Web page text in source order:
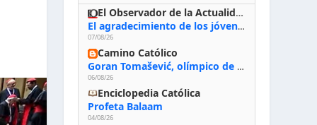
El Observador de la Actualidad
El agradecimiento de los jóvenes al Papa: «Hoy nos sentimos Iglesia»
07/08/26
Camino Católico
Goran Tomašević, olímpico de waterpolo: «Al terminar el Camino de Santiago entregué mi vida a Cristo; hablé con Dios y le dije: ‘Estoy listo; estoy a tu servicio. Puedo llevar lo que sea necesario para ti’»
06/08/26
Enciclopedia Católica
Profeta Balaam
04/08/26